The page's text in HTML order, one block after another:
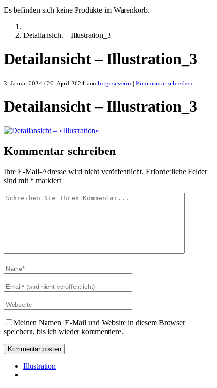
Es befinden sich keine Produkte im Warenkorb.
Detailansicht – Illustration_3
Detailansicht – Illustration_3
3. Januar 2024 / 26. April 2024 von birgitseverin | Kommentar schreiben
Detailansicht – Illustration_3
Kommentar schreiben
Ihre E-Mail-Adresse wird nicht veröffentlicht. Erforderliche Felder
sind mit * markiert
Meinen Namen, E-Mail und Website in diesem Browser
speichern, bis ich wieder kommentiere.
Illustration